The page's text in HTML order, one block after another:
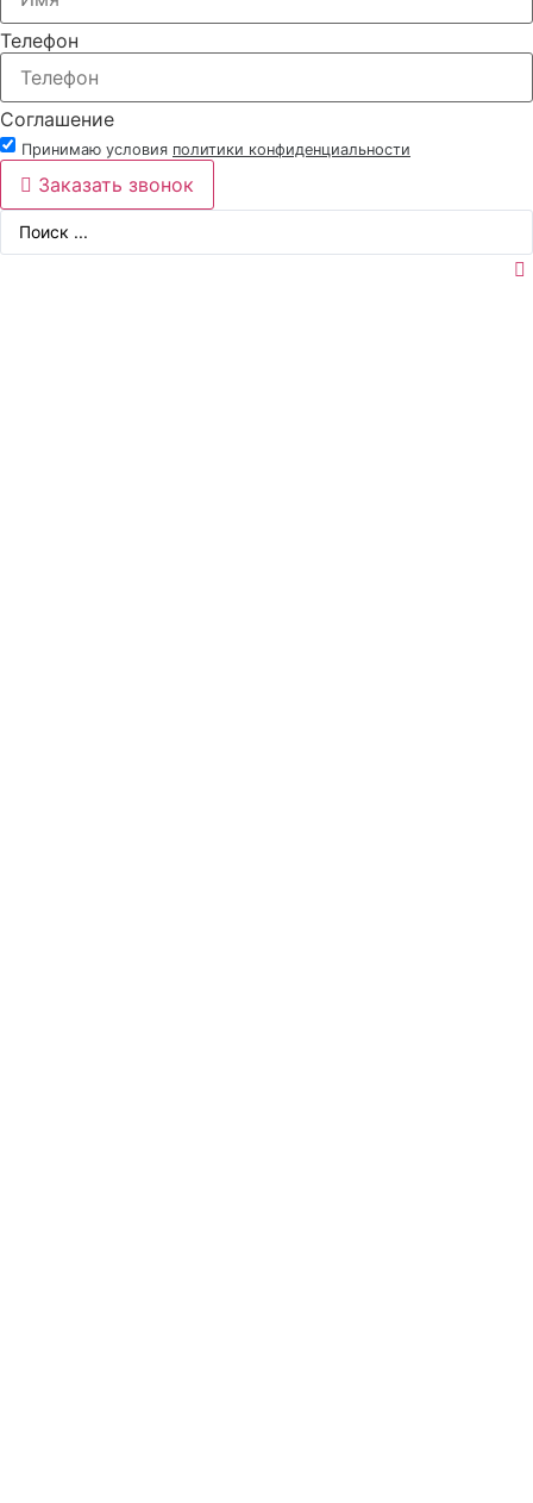
Телефон
Соглашение
Принимаю условия политики конфиденциальности
Заказать звонок